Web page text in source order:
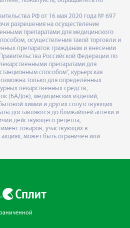
РФ от 16 мая 2020 года № 697
разрешения на осуществление
препаратами для медицинского
осуществления такой торговли и
препаратов гражданам и внесении
Российской Федерации по
препаратами для
способом", курьерская
только для определённых
лекарственных средств,
(БАДов), медицинских изделий,
химии и других сопутствующих
доставляются до ближайшей аптеки и
действующего рецепта,
товаров, участвующих в
может быть ограничен или